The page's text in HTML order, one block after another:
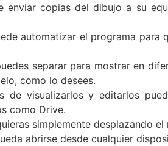
enviar copias del dibujo a su
automatizar el programa para
separar para mostrar en
como lo desees.
de visualizarlos y editarlos
como Drive.
simplemente desplazando el
abrirse desde cualquier